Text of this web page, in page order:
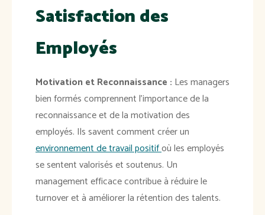
Satisfaction des
Employés
Motivation et Reconnaissance : Les managers
bien formés comprennent l'importance de la
reconnaissance et de la motivation des
employés. Ils savent comment créer un
environnement de travail positifoù les employés
se sentent valorisés et soutenus. Un
management efficace contribue à réduire le
turnover et à améliorer la rétention des talents.